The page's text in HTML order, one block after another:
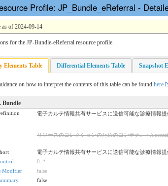
Profile: JP_Bundle_eReferral -
as of 2024-09-14
for the JP-Bundle-eReferral resource profile.
Elements Table Differential Elements Table Snapshot
on how to interpret the contents of this table can be found here
Bundle
電子カルテ情報共有サービスに送信可能な診療情報
リソースのコレクションのためのコンテナ。 / A
電子カルテ情報共有サービスに送信可能な診療情報
0 *
Modifier
false
false